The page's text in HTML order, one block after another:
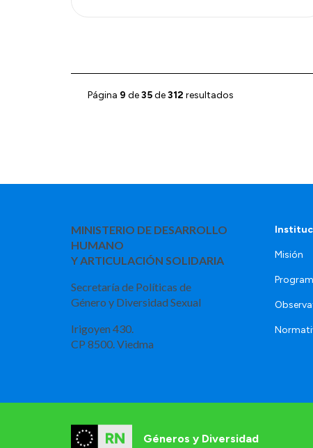
Página 9 de35de312 resultados
MINISTERIO DE DESARROLLO
HUMANO
Y ARTICULACIÓN SOLIDARIA
Secretaría de Políticas de
Género y Diversidad Sexual
Irigoyen 430.
CP 8500. Viedma
Misión
Géneros y Diversidad